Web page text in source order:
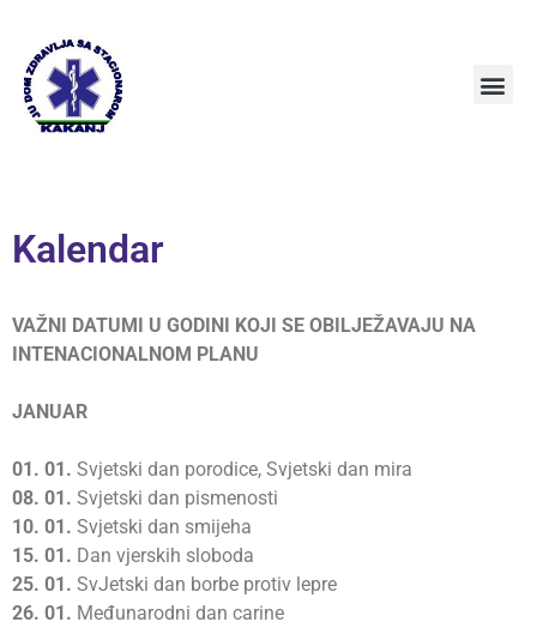
Kalendar
VAŽNI DATUMI U GODINI KOJI SE OBILJEŽAVAJU NA
INTENACIONALNOM PLANU
JANUAR
01. 01. Svjetski dan porodice, Svjetski dan mira
08. 01. Svjetski dan pismenosti
10. 01. Svjetski dan smijeha
15. 01. Dan vjerskih sloboda
25. 01. SvJetski dan borbe protiv lepre
26. 01. Međunarodni dan carine